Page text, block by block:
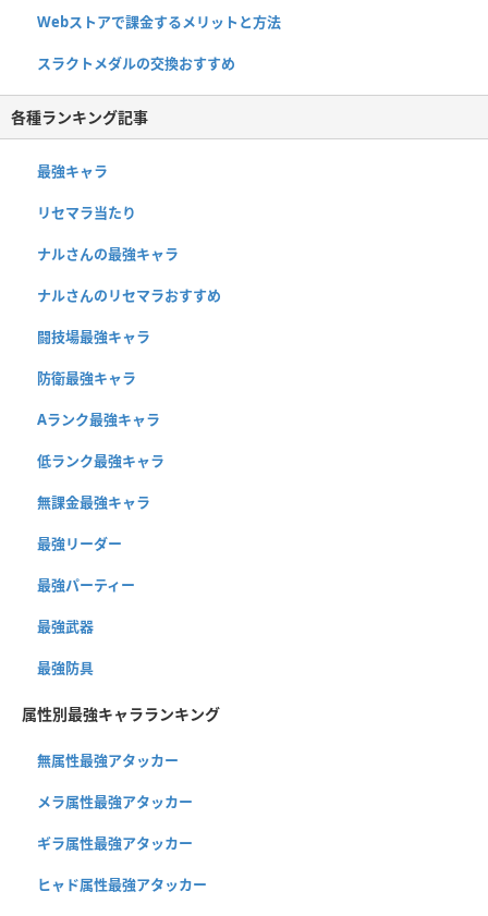
Webストアで課金するメリットと方法
スラクトメダルの交換おすすめ
各種ランキング記事
最強キャラ
リセマラ当たり
ナルさんの最強キャラ
ナルさんのリセマラおすすめ
闘技場最強キャラ
防衛最強キャラ
Aランク最強キャラ
低ランク最強キャラ
無課金最強キャラ
最強リーダー
最強パーティー
最強武器
最強防具
属性別最強キャラランキング
無属性最強アタッカー
メラ属性最強アタッカー
ギラ属性最強アタッカー
ヒャド属性最強アタッカー